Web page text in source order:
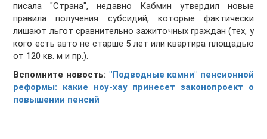
писала "Страна", недавно Кабмин утвердил новые
правила получения субсидий, которые фактически
лишают льгот сравнительно зажиточных граждан (тех, у
кого есть авто не старше 5 лет или квартира площадью
от 120 кв. м и пр.).
Вспомните новость: "Подводные камни" пенсионной
реформы: какие ноу-хау принесет законопроект о
повышении пенсий